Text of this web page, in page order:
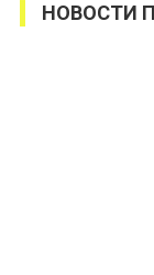
НОВОСТИ